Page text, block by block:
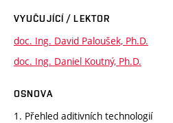
VYUČUJÍCÍ / LEKTOR
doc. Ing. David Paloušek, Ph.D.
doc. Ing. Daniel Koutný, Ph.D.
OSNOVA
1. Přehled aditivních technologií